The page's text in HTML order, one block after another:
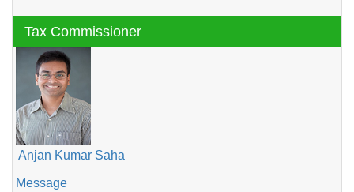
Tax Commissioner
Anjan Kumar Saha
Message